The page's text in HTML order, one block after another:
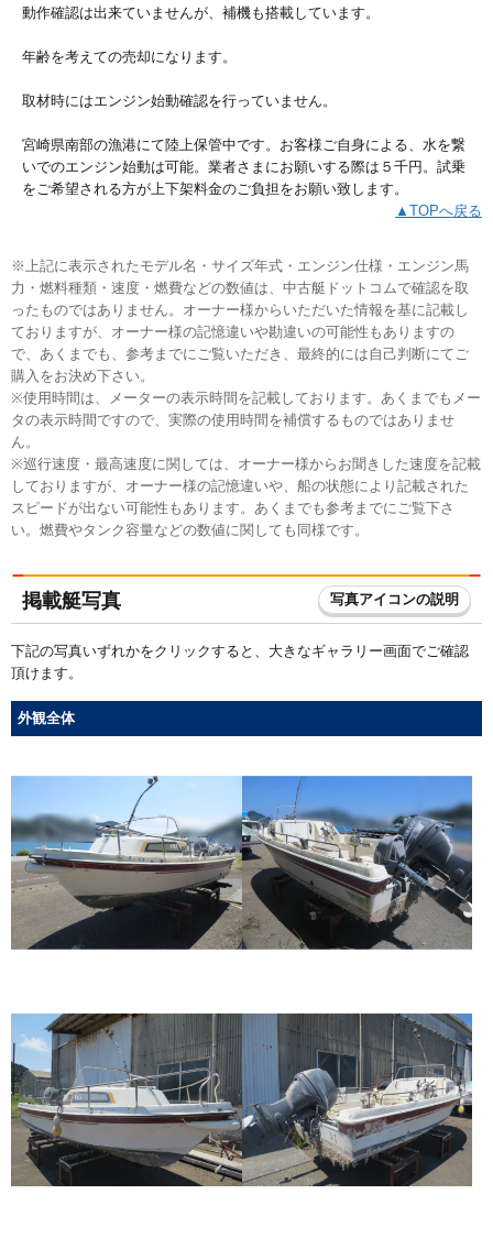
動作確認は出来ていませんが、補機も搭載しています。
年齢を考えての売却になります。
取材時にはエンジン始動確認を行っていません。
宮崎県南部の漁港にて陸上保管中です。お客様ご自身による、水を繋
いでのエンジン始動は可能。業者さまにお願いする際は５千円。試乗
をご希望される方が上下架料金のご負担をお願い致します。
▲TOPへ戻る
※上記に表示されたモデル名・サイズ年式・エンジン仕様・エンジン馬
力・燃料種類・速度・燃費などの数値は、中古艇ドットコムで確認を取
ったものではありません。オーナー様からいただいた情報を基に記載し
ておりますが、オーナー様の記憶違いや勘違いの可能性もありますの
で、あくまでも、参考までにご覧いただき、最終的には自己判断にてご
購入をお決め下さい。
※使用時間は、メーターの表示時間を記載しております。あくまでもメー
タの表示時間ですので、実際の使用時間を補償するものではありませ
ん。
※巡行速度・最高速度に関しては、オーナー様からお聞きした速度を記載
しておりますが、オーナー様の記憶違いや、船の状態により記載された
スピードが出ない可能性もあります。あくまでも参考までにご覧下さ
い。燃費やタンク容量などの数値に関しても同様です。
掲載艇写真 写真アイコンの説明
下記の写真いずれかをクリックすると、大きなギャラリー画面でご確認
頂けます。
外観全体